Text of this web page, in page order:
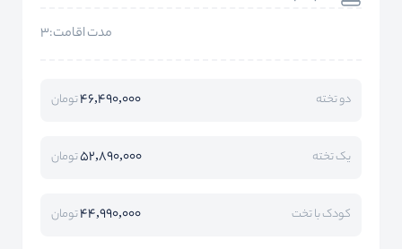
مدت اقامت:3
دو تخته 46,490,000تومان
یک تخته 52,890,000تومان
کودک با تخت 44,990,000تومان